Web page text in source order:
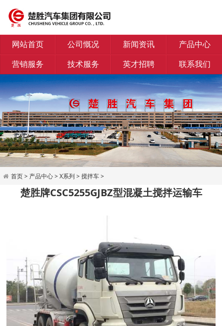
网站首页 公司慨况 新闻资讯
产品中心
营销服务
技术服务 英才招聘 联系我们
首页> 产品中心>X系列>搅拌车>
楚胜牌CSC5255GJBZ型混凝土搅拌运输车